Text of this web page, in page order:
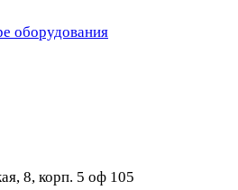
оборудования
8, корп. 5 оф 105